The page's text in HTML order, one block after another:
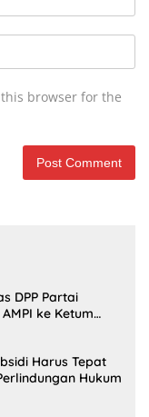
browser for the
DPP Partai
ke Ketum
Harus Tepat
Hukum